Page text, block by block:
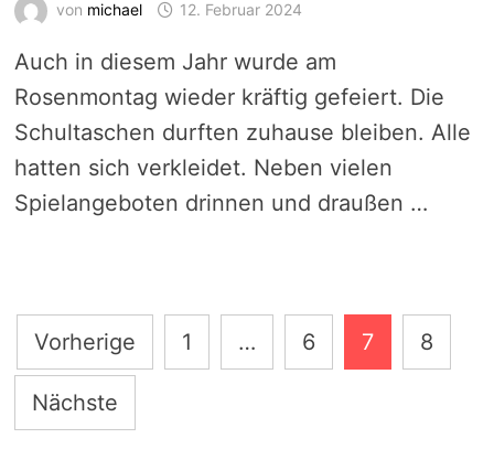
von michael 12. Februar 2024
Auch in diesem Jahr wurde am
Rosenmontag wieder kräftig gefeiert. Die
Schultaschen durften zuhause bleiben. Alle
hatten sich verkleidet. Neben vielen
Spielangeboten drinnen und draußen …
Seitennummerierung
der
Beiträge
Vorherige 1 … 6 7 8
Nächste